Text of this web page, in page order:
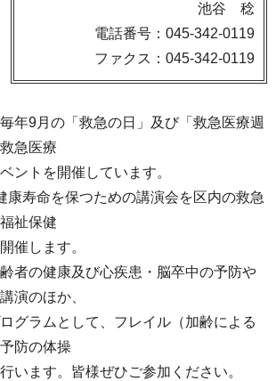
池谷 稔
電話番号：045-342-0119
ファクス：045-342-0119
年9月の「救急の日」及び「救急医療週
急医療
ントを開催しています。
寿命を保つための講演会を区内の救急
祉保健
催します。
者の健康及び心疾患・脳卒中の予防や
演のほか、
グラムとして、フレイル（加齢による
防の体操
います。皆様ぜひご参加ください。